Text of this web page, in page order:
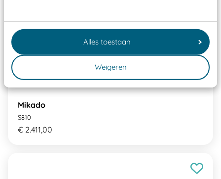
Alles toestaan
Weigeren
Mikado
S810
€ 2.411,00